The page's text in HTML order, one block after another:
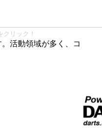
リック！
活動領域が多く、コ